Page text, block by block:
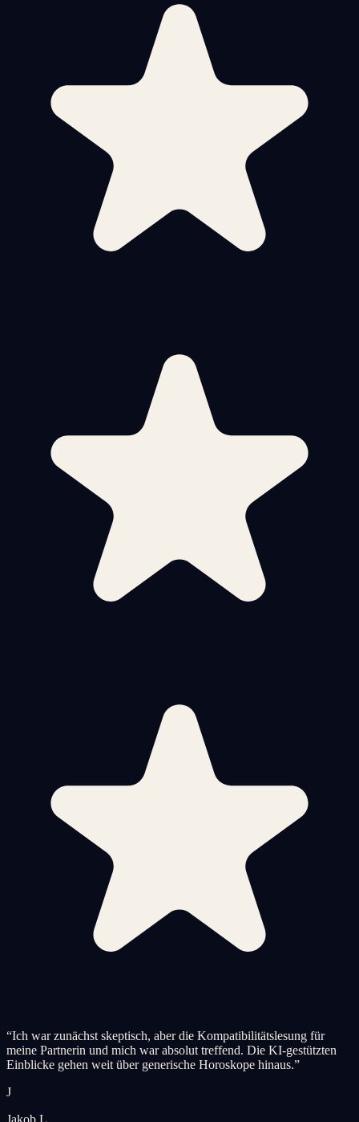
“Ich war zunächst skeptisch, aber die Kompatibilitätslesung für
meine Partnerin und mich war absolut treffend. Die KI-gestützten
Einblicke gehen weit über generische Horoskope hinaus.”
J
Jakob L.